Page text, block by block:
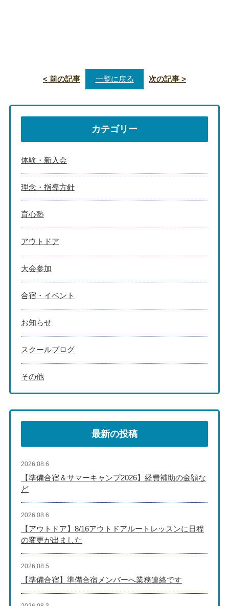
< 前の記事 一覧に戻る 次の記事 >
カテゴリー
体験・新入会
理念・指導方針
育心塾
アウトドア
大会参加
合宿・イベント
お知らせ
スクールブログ
その他
最新の投稿
【準備合宿＆サマーキャンプ2026】経費補助の金額な
ど
2026.08.6
【アウトドア】8/16アウトドアルートレッスンに日程
の変更が出ました
2026.08.6
【準備合宿】準備合宿メンバーへ業務連絡です
2026.08.5